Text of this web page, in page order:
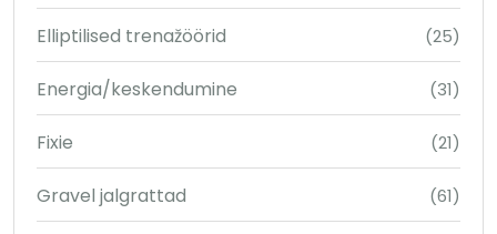
Elliptilised trenažöörid (25)
Energia/keskendumine (31)
Fixie (21)
Gravel jalgrattad (61)